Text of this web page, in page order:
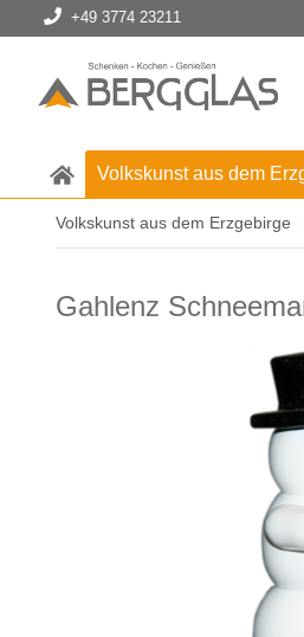
+49 3774 23211
Volkskunst aus dem
Volkskunst aus dem Erzgebirge
Gahlenz